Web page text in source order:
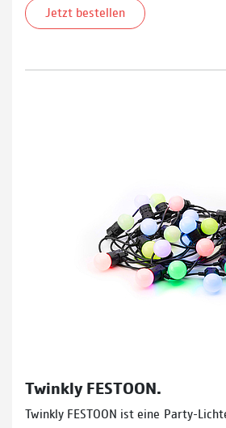
Jetzt bestellen
Twinkly FESTOON.
Twinkly FESTOON ist eine Party-